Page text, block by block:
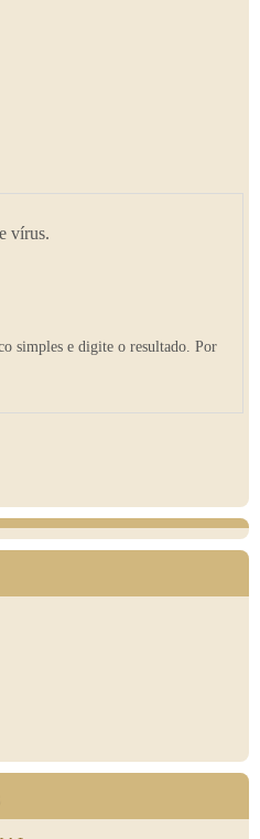
vírus.
simples e digite o resultado. Por